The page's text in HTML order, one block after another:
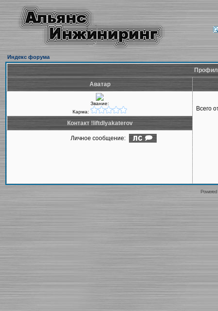
Индекс форума
Аватар
Звание:
Карма:
Всего
Контакт !liftdlyakaterov
Личное сообщение: